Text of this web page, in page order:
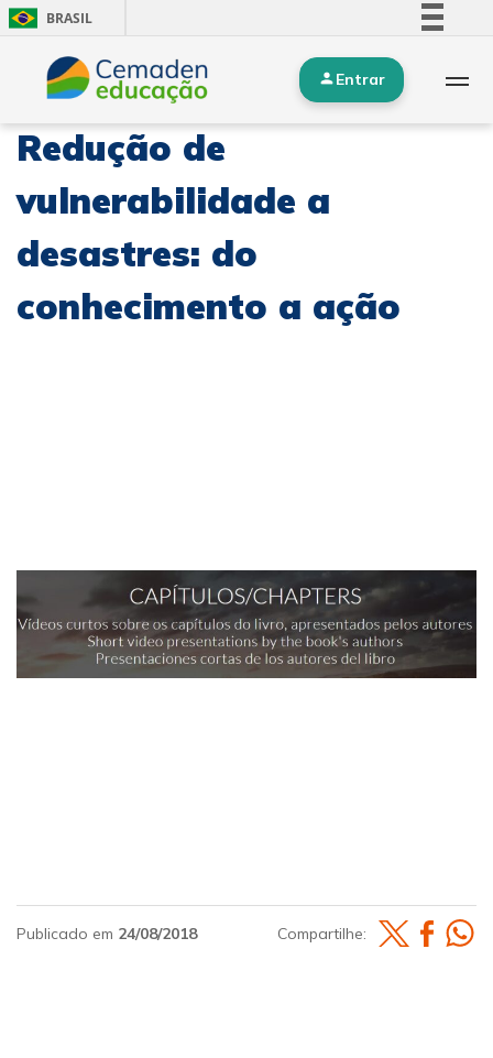
BRASIL
Simplifique!
Comunica BR
Canais
Entrar
Redução de
vulnerabilidade a
desastres: do
conhecimento a ação
Publicado em 24/08/2018 Compartilhe: